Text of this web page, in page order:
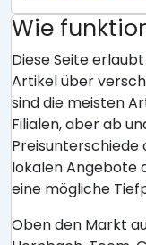
Wie
Diese Seite
Artikel über
sind die meisten
Filialen, aber ab
Preisunterschiede
lokalen Angebote
eine mögliche
Oben den Markt